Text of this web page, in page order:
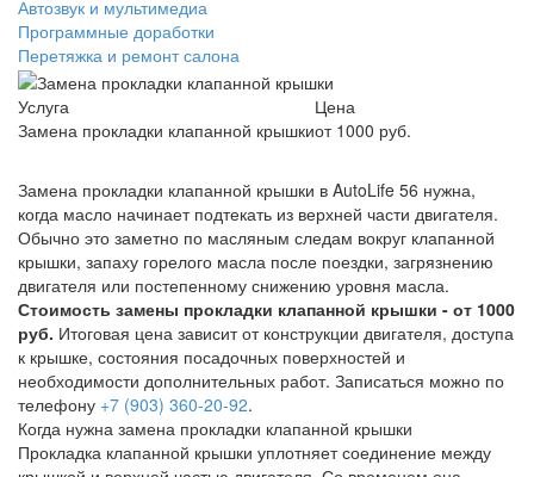
Автозвук и мультимедиа
Программные доработки
Перетяжка и ремонт салона
Услуга
Цена
Замена прокладки клапанной крышкиот 1000 руб.
Замена прокладки клапанной крышки в AutoLife 56 нужна,
когда масло начинает подтекать из верхней части двигателя.
Обычно это заметно по масляным следам вокруг клапанной
крышки, запаху горелого масла после поездки, загрязнению
двигателя или постепенному снижению уровня масла.
Стоимость замены прокладки клапанной крышки - от 1000
руб. Итоговая цена зависит от конструкции двигателя, доступа
к крышке, состояния посадочных поверхностей и
необходимости дополнительных работ. Записаться можно по
телефону +7 (903) 360-20-92.
Когда нужна замена прокладки клапанной крышки
Прокладка клапанной крышки уплотняет соединение между